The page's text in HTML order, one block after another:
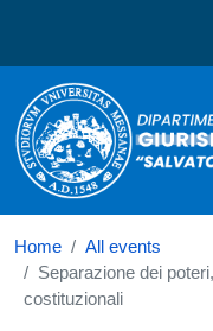
Dipartimento
Home
All events
Separazione dei
costituzionali